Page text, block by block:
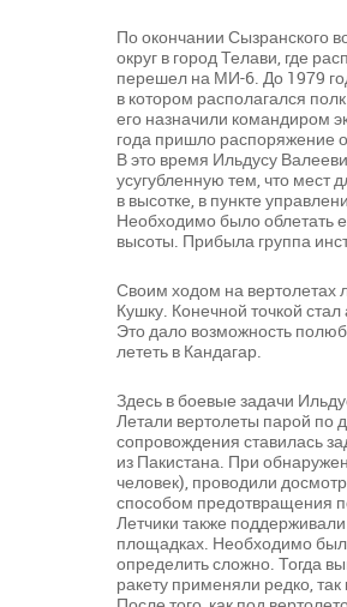
По окончании Сызранского
округ в город Телави, где
перешел на МИ-6. До 1979
в котором располагался
его назначили командиром
года пришло распоряжение
В это время Ильдусу
усугубленную тем, что мест
в высотке, в пункте
Необходимо было облетать
высоты. Прибыла группа
Своим ходом на вертолетах
Кушку. Конечной точкой
Это дало возможность
лететь в Кандагар.
Здесь в боевые задачи
Летали вертолеты парой по
сопровождения ставилась
из Пакистана. При
человек), проводили
способом предотвращения
Летчики также
площадках. Необходимо
определить сложно. Тогда
ракету применяли редко,